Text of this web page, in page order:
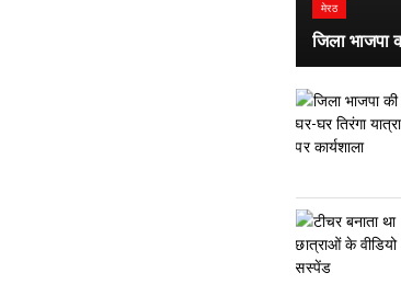
मेरठ
जिला भाजपा